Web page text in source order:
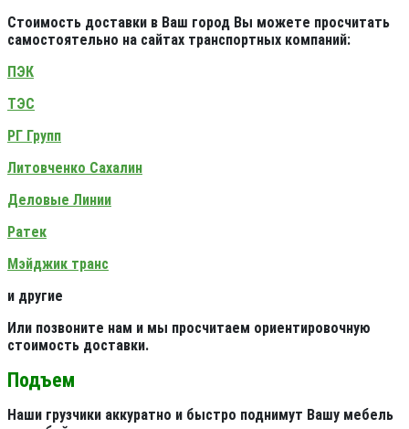
Стоимость доставки в Ваш город Вы можете просчитать
самостоятельно на сайтах транспортных компаний:
ПЭК
ТЭС
РГ Групп
Литовченко Сахалин
Деловые Линии
Ратек
Мэйджик транс
и другие
Или позвоните нам и мы просчитаем ориентировочную
стоимость доставки.
Подъем
Наши грузчики аккуратно и быстро поднимут Вашу мебель